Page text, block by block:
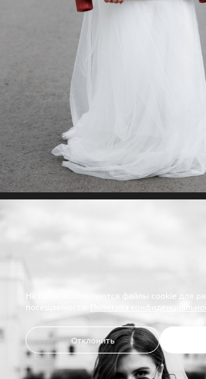
На сайте используются файлы cookie для
посещаемости.
Политика
Отклонить